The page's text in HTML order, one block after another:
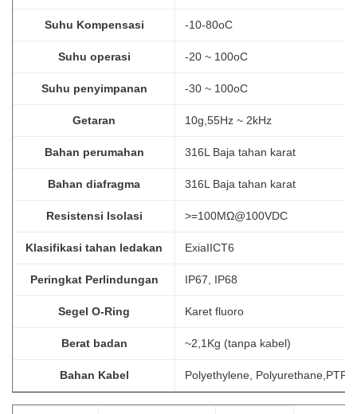
Suhu Kompensasi -10-80oC
Suhu operasi -20 ~ 100oC
Suhu penyimpanan -30 ~ 100oC
Getaran 10g,55Hz ~ 2kHz
Bahan perumahan 316L Baja tahan karat
Bahan diafragma 316L Baja tahan karat
Resistensi Isolasi >=100MΩ@100VDC
Klasifikasi tahan ledakan ExiaIICT6
Peringkat Perlindungan IP67, IP68
Segel O-Ring Karet fluoro
Berat badan ~2,1Kg (tanpa kabel)
Bahan Kabel Polyethylene, Polyurethane,PTFE